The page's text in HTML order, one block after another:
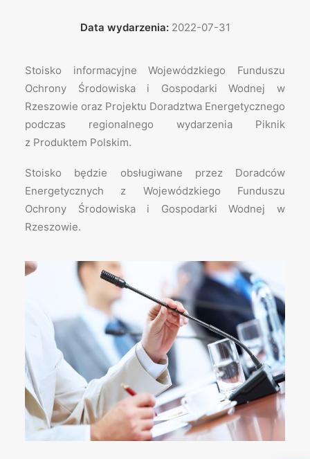
Data wydarzenia:2022-07-31
Stoisko informacyjne Wojewódzkiego Funduszu
Ochrony Środowiska i Gospodarki Wodnej w
Rzeszowie oraz Projektu Doradztwa Energetycznego
podczas regionalnego wydarzenia Piknik
z Produktem Polskim.
Stoisko będzie obsługiwane przez Doradców
Energetycznych z Wojewódzkiego Funduszu
Ochrony Środowiska i Gospodarki Wodnej w
Rzeszowie.